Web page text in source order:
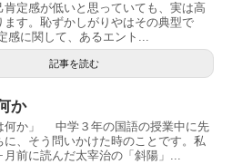
肯定感が低いと思っていても、実は高
ます。恥ずかしがりやはその典型で
感に関して、あるエント...
記事を読む
か
何か」 中学３年の国語の授業中に先
に、そう問いかけた時のことです。私
月前に読んだ太宰治の「斜陽」...